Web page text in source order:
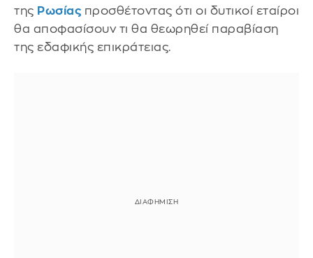
της Ρωσίας προσθέτοντας ότι οι δυτικοί εταίροι
θα αποφασίσουν τι θα θεωρηθεί παραβίαση
της εδαφικής επικράτειας.